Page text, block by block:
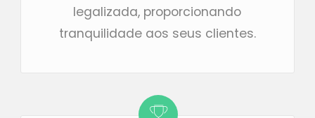
legalizada, proporcionando
tranquilidade aos seus clientes.